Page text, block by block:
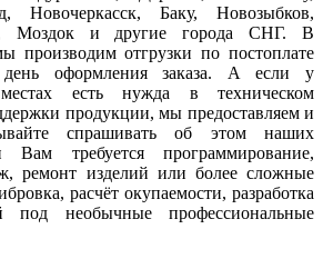
Новочеркасск, Баку, Новозыбков,
Моздок и другие города СНГ. В
производим отгрузки по постоплате
день оформления заказа. А если у
есть нужда в техническом
продукции, мы предоставляем и
спрашивать об этом наших
Вам требуется программирование,
ремонт изделий или более сложные
расчёт окупаемости, разработка
под необычные профессиональные